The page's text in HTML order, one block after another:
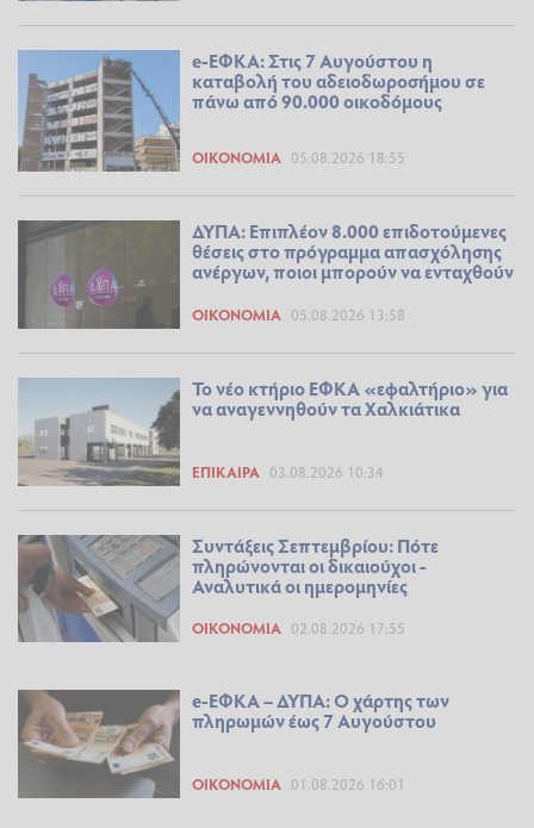
e-ΕΦΚΑ: Στις 7 Αυγούστου η
καταβολή του αδειοδωροσήμου σε
πάνω από 90.000 οικοδόμους
ΟΙΚΟΝΟΜΊΑ 05.08.2026 18:55
ΔΥΠΑ: Επιπλέον 8.000 επιδοτούμενες
θέσεις στο πρόγραμμα απασχόλησης
ανέργων, ποιοι μπορούν να ενταχθούν
ΟΙΚΟΝΟΜΊΑ 05.08.2026 13:58
Το νέο κτήριο ΕΦΚΑ «εφαλτήριο» για
να αναγεννηθούν τα Χαλκιάτικα
ΕΠΊΚΑΙΡΑ 03.08.2026 10:34
Συντάξεις Σεπτεμβρίου: Πότε
πληρώνονται οι δικαιούχοι -
Αναλυτικά οι ημερομηνίες
ΟΙΚΟΝΟΜΊΑ 02.08.2026 17:55
e-ΕΦΚΑ – ΔΥΠΑ: Ο χάρτης των
πληρωμών έως 7 Αυγούστου
ΟΙΚΟΝΟΜΊΑ 01.08.2026 16:01